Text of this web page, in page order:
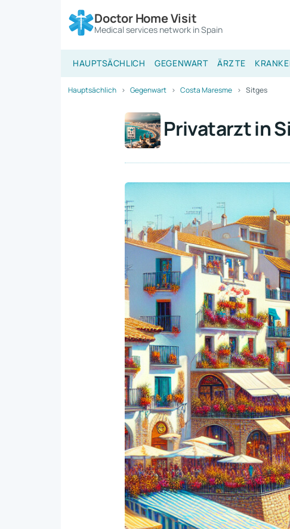
Doctor Home Visit
Medical services network in Spain
HAUPTSÄCHLICH GEGENWART ÄRZTE
Hauptsächlich Gegenwart Costa Maresme Sitges
Privatarzt in